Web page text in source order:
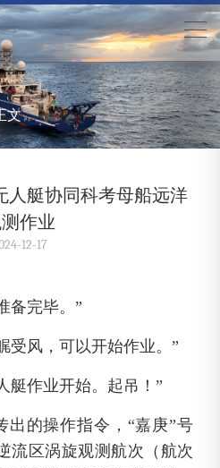
文
人艇协同科考母船远洋
作业
12-17
备完毕。”
受风，可以开始作业。”
艇作业开始。起吊！”
出的操作指令，“嘉庚”号
流区涡旋观测航次（航次